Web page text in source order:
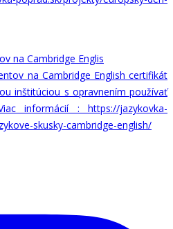
na Cambridge Englis